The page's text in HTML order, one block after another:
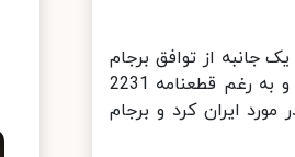
ماه می سال 2018 که به صورت یک جانبه از توافق برجام
خارج شد از تمام تعهدات خود در چارچوب معامله هسته ای صرف نظر کرد و به رغم قطعنامه 2231
ایران کرد و برجام